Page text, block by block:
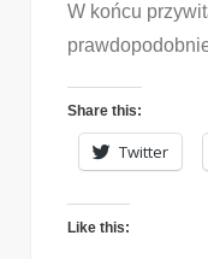
W końcu
Share this:
Twitter
Like this: